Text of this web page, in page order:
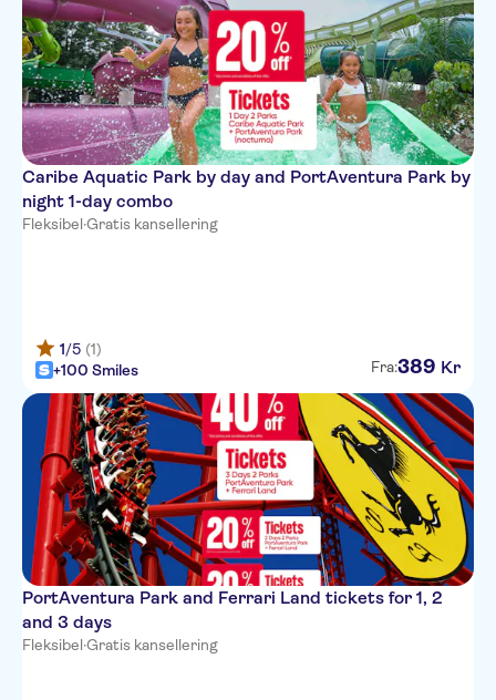
Caribe Aquatic Park by day and PortAventura Park by
night 1-day combo
Fleksibel·Gratis kansellering
1/5 (1)
+100 Smiles
Fra:389 Kr
PortAventura Park and Ferrari Land tickets for 1, 2
and 3 days
Fleksibel·Gratis kansellering